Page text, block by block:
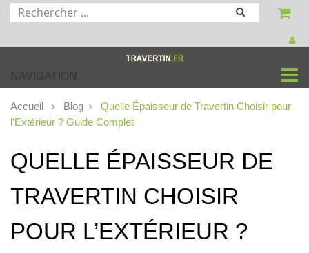
NAVIGATION
Accueil Blog
Quelle Épaisseur de Travertin Choisir pour
l’Extérieur ? Guide Complet
QUELLE ÉPAISSEUR DE
TRAVERTIN CHOISIR
POUR L’EXTÉRIEUR ?